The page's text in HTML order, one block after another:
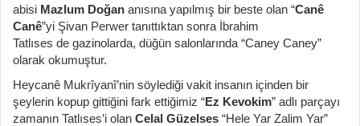
abisi Mazlum Doğan anısına yapılmış bir beste olan “Canê
Canê”yi Şivan Perwer tanıttıktan sonra İbrahim
Tatlıses de gazinolarda, düğün salonlarında “Caney Caney”
olarak okumuştur.
Heycanê Mukrîyanî’nin söylediği vakit insanın içinden bir
şeylerin kopup gittiğini fark ettiğimiz “Ez Kevokim” adlı parçayı
zamanın Tatlıses’i olan Celal Güzelses “Hele Yar Zalim Yar”